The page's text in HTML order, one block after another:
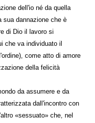
dell'io né da quella
sua dannazione che è
di Dio il lavoro si
che va individuato il
come atto di amore
della felicità
da assumere e da
dall'incontro con
«sessuato» che, nel